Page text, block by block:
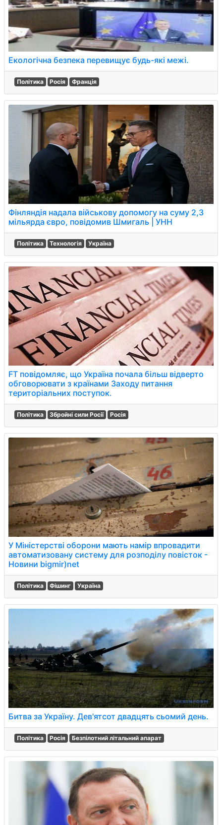
Екологічна безпека перевищує будь-які межі.
Політика Росія Франція
Фінляндія надала військову допомогу на суму 2,3
мільярда євро, повідомив Шмигаль | УНН
Політика Технологія Україна
FT повідомляє, що Україна почала більш відверто
обговорювати з країнами Заходу питання
територіальних поступок.
Політика Збройні сили Росії Росія
У Міністерстві оборони мають намір впровадити
автоматизовану систему для розподілу повісток -
Новини bigmir)net
Політика Фішинг Україна
Битва за Україну. Дев'ятсот двадцять сьомий день.
Політика Росія Безпілотний літальний апарат